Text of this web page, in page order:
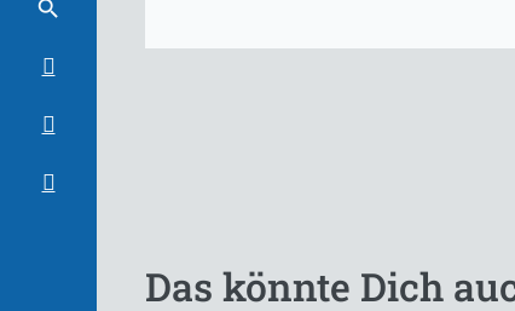
Das könnte Dich